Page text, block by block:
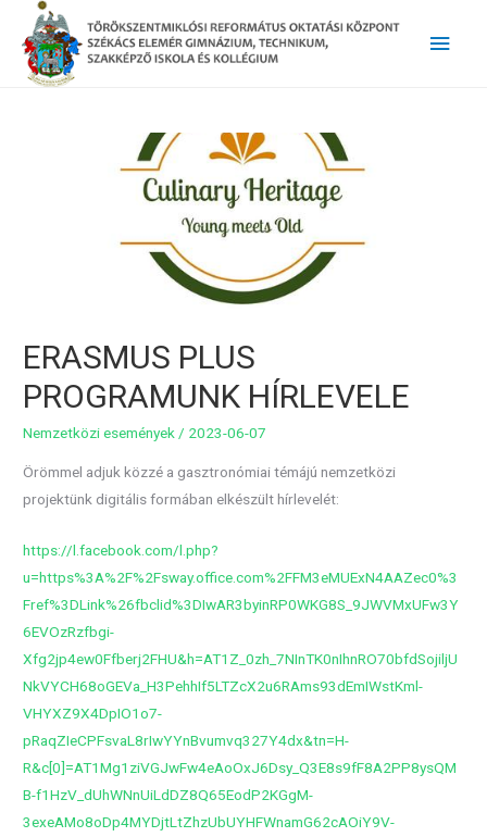
Main
ERASMUS PLUS
PROGRAMUNK HÍRLEVELE
Nemzetközi események/ 2023-06-07
Örömmel adjuk közzé a gasztronómiai témájú nemzetközi
projektünk digitális formában elkészült hírlevelét:
https://l.facebook.com/l.php?
u=https%3A%2F%2Fsway.office.com%2FFM3eMUExN4AAZec0%3
Fref%3DLink%26fbclid%3DIwAR3byinRP0WKG8S_9JWVMxUFw3Y
6EVOzRzfbgi-
Xfg2jp4ew0Ffberj2FHU&h=AT1Z_0zh_7NInTK0nIhnRO70bfdSojiljU
NkVYCH68oGEVa_H3PehhIf5LTZcX2u6RAms93dEmIWstKml-
VHYXZ9X4DpIO1o7-
pRaqZIeCPFsvaL8rIwYYnBvumvq327Y4dx&tn=H-
R&c[0]=AT1Mg1ziVGJwFw4eAoOxJ6Dsy_Q3E8s9fF8A2PP8ysQM
B-f1HzV_dUhWNnUiLdDZ8Q65EodP2KGgM-
3exeAMo8oDp4MYDjtLtZhzUbUYHFWnamG62cAOiY9V-